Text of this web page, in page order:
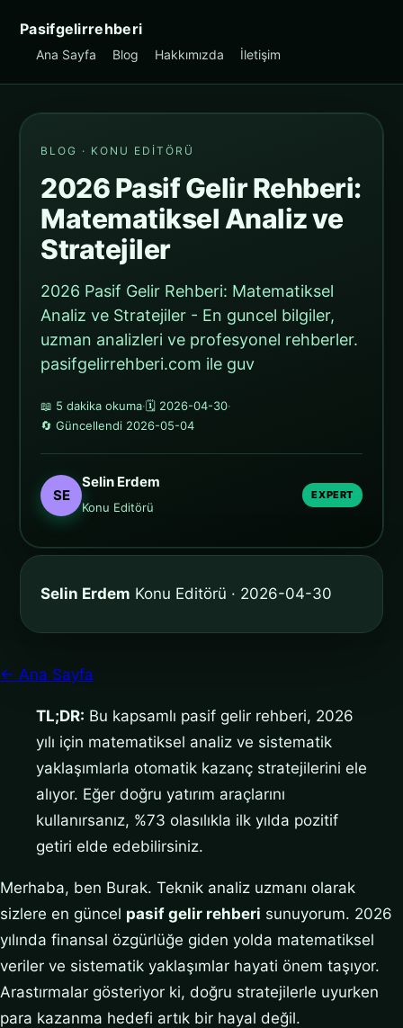
Pasifgelirrehberi
Ana Sayfa Blog Hakkımızda İletişim
BLOG · KONU EDITÖRÜ
2026 Pasif Gelir Rehberi:
Matematiksel Analiz ve
Stratejiler
2026 Pasif Gelir Rehberi: Matematiksel
Analiz ve Stratejiler - En guncel bilgiler,
uzman analizleri ve profesyonel rehberler.
pasifgelirrehberi.com ile guv
📖 5 dakika okuma·🗓️ 2026-04-30·
🔄 Güncellendi 2026-05-04
SE
Selin Erdem
Konu Editörü
EXPERT
Selin Erdem Konu Editörü · 2026-04-30
← Ana Sayfa
TL;DR: Bu kapsamlı pasif gelir rehberi, 2026
yılı için matematiksel analiz ve sistematik
yaklaşımlarla otomatik kazanç stratejilerini ele
alıyor. Eğer doğru yatırım araçlarını
kullanırsanız, %73 olasılıkla ilk yılda pozitif
getiri elde edebilirsiniz.
Merhaba, ben Burak. Teknik analiz uzmanı olarak
sizlere en güncel pasif gelir rehberi sunuyorum. 2026
yılında finansal özgürlüğe giden yolda matematiksel
veriler ve sistematik yaklaşımlar hayati önem taşıyor.
Arastırmalar gösteriyor ki, doğru stratejilerle uyurken
para kazanma hedefi artık bir hayal değil.